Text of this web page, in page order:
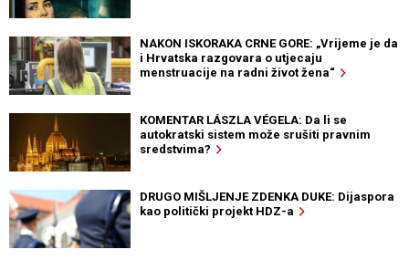
NAKON ISKORAKA CRNE GORE: „Vrijeme je da
i Hrvatska razgovara o utjecaju
menstruacije na radni život žena“
KOMENTAR LÁSZLA VÉGELA: Da li se
autokratski sistem može srušiti pravnim
sredstvima?
DRUGO MIŠLJENJE ZDENKA DUKE: Dijaspora
kao politički projekt HDZ-a